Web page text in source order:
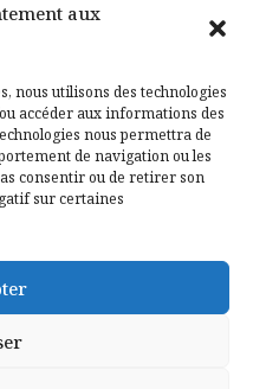
aux
nous utilisons des technologies
accéder aux informations des
nous permettra de
de navigation ou les
consentir ou de retirer son
sur certaines